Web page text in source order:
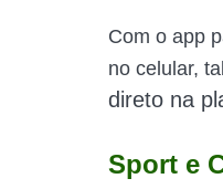
Com o app
no celular,
direto na
Sport e